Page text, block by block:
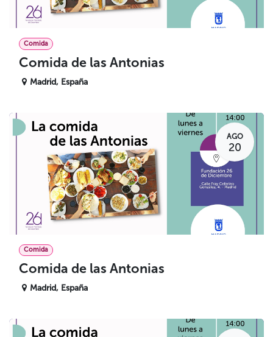
Comida
Comida de las Antonias
Madrid, España
AGO
20
Comida
Comida de las Antonias
Madrid, España